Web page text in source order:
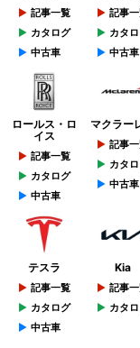
記事一覧
カタログ
中古車
記事
カタ
中古車
ロールス・ロ
イス
記事一覧
カタログ
中古車
マクラー
記事
カタ
中古車
テスラ
記事一覧
カタログ
中古車
Kia
記事
カタ